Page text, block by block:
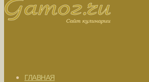
ГЛАВНАЯ